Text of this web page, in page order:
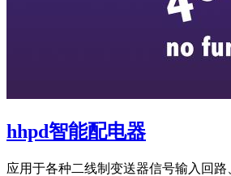
hhpd智能配电器
应用于各种二线制变送器信号输入回